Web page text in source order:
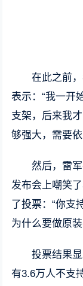
在此之前
表示：“我一开
支架，后来我
够强大，需要
然后，雷
发布会上嘲笑
了投票：“你支
为什么要做原
投票结果
有3.6万人不支